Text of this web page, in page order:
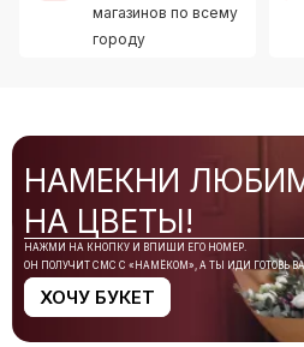
магазинов по всему
городу
НАМЕКНИ
НА ЦВЕТЫ!
НАЖМИ НА КНОПКУ И ВПИШИ ЕГО НОМЕР.
ОН ПОЛУЧИТ СМС С «НАМЁКОМ», А ТЫ ИДИ ГОТОВЬ
ХОЧУ БУКЕТ